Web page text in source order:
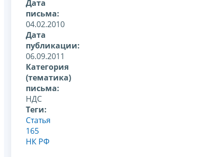
Дата
письма:
04.02.2010
Дата
публикации:
06.09.2011
Категория
(тематика)
письма:
НДС
Теги:
Статья
165
НК РФ